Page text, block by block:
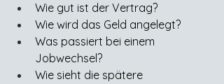
Wie gut ist der Vertrag?
Wie wird das Geld angelegt?
Was passiert bei einem
Jobwechsel?
Wie sieht die spätere